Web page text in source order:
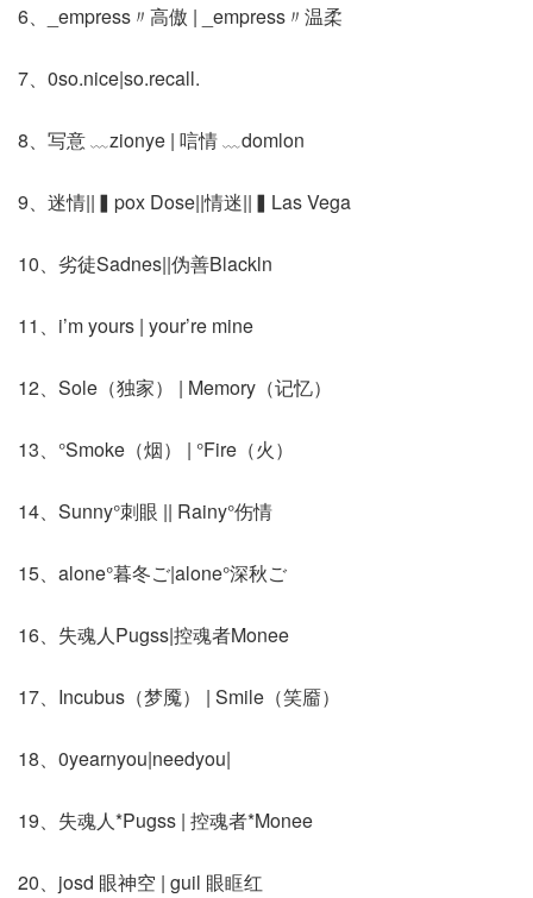
6、_empress〃高傲 | _empress〃温柔
7、0so.nice|so.recall.
8、写意 ﹏zionye | 唁情 ﹏domlon
9、迷情||▍pox Dose||情迷||▍Las Vega
10、劣徒Sadnes||伪善Blackln
11、i’m yours | your’re mine
12、Sole（独家） | Memory（记忆）
13、°Smoke（烟） | °Fire（火）
14、Sunny°刺眼 || Rainy°伤情
15、alone°暮冬ご|alone°深秋ご
16、失魂人Pugss|控魂者Monee
17、Incubus（梦魇） | Smile（笑靥）
18、0yearnyou|needyou|
19、失魂人*Pugss | 控魂者*Monee
20、josd 眼神空 | guil 眼眶红